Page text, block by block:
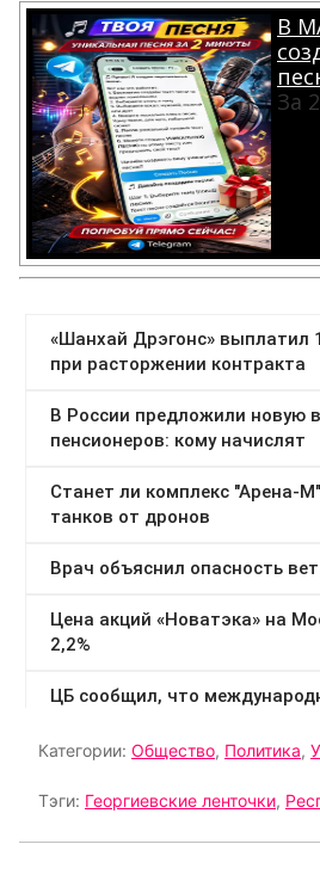
В
За
Категории: Общество, Политика,
Тэги: Георгиевские ленточки,